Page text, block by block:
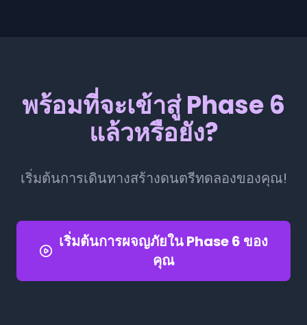
พร้อมที่จะเข้าสู่ Phase 6
แล้วหรือยัง?
เริ่มต้นการเดินทางสร้างดนตรีทดลองของคุณ!
เริ่มต้นการผจญภัยใน Phase 6 ของ
คุณ